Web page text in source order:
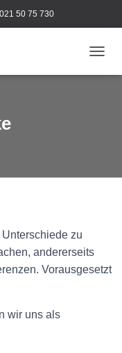
50 75 730
A
N
L
zu
andererseits
Vorausgesetzt
wir uns als